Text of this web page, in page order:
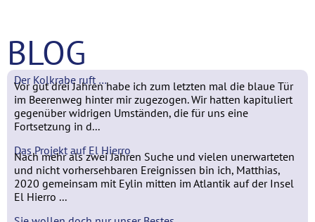
BLOG
Der Kolkrabe ruft …
Vor gut drei Jahren habe ich zum letzten mal die blaue Tür
im Beerenweg hinter mir zugezogen. Wir hatten kapituliert
gegenüber widrigen Umständen, die für uns eine
Fortsetzung in d...
Das Projekt auf El Hierro
Nach mehr als zwei Jahren Suche und vielen unerwarteten
und nicht vorhersehbaren Ereignissen bin ich, Matthias,
2020 gemeinsam mit Eylin mitten im Atlantik auf der Insel
El Hierro ...